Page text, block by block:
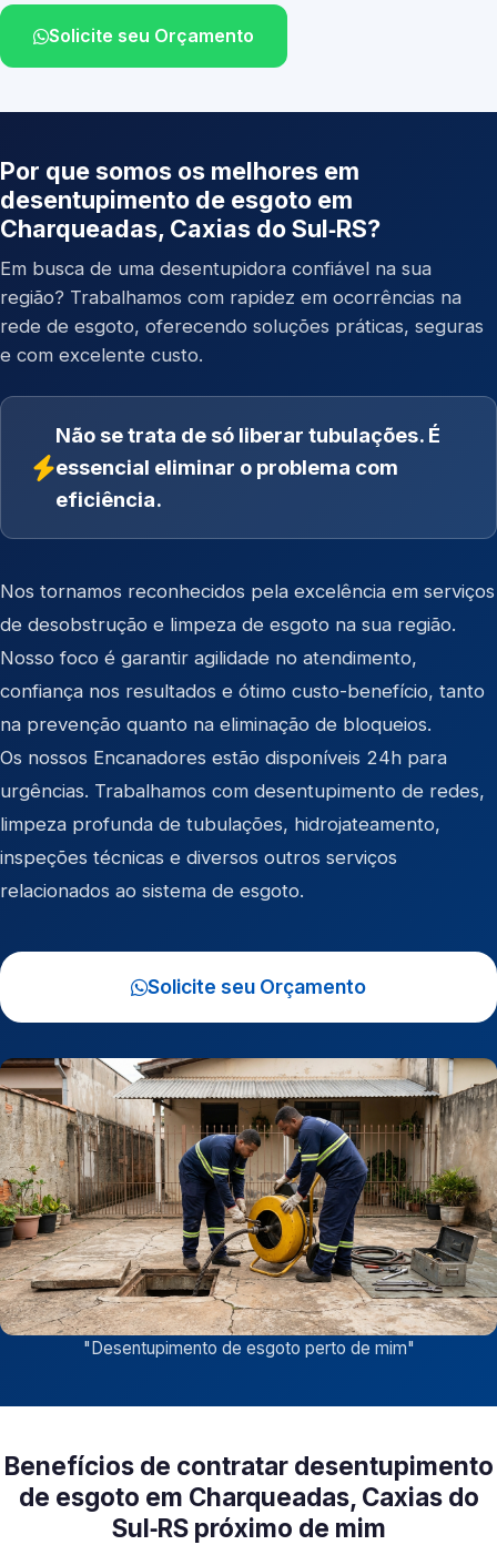
Solicite seu Orçamento
Por que somos os melhores em
desentupimento de esgoto em
Charqueadas, Caxias do Sul‑RS?
Em busca de uma desentupidora confiável na sua
região? Trabalhamos com rapidez em ocorrências na
rede de esgoto, oferecendo soluções práticas, seguras
e com excelente custo.
Não se trata de só liberar tubulações. É
essencial eliminar o problema com
eficiência.
Nos tornamos reconhecidos pela excelência em serviços
de desobstrução e limpeza de esgoto na sua região.
Nosso foco é garantir agilidade no atendimento,
confiança nos resultados e ótimo custo-benefício, tanto
na prevenção quanto na eliminação de bloqueios.
Os nossos Encanadores estão disponíveis 24h para
urgências. Trabalhamos com desentupimento de redes,
limpeza profunda de tubulações, hidrojateamento,
inspeções técnicas e diversos outros serviços
relacionados ao sistema de esgoto.
Solicite seu Orçamento
"Desentupimento de esgoto perto de mim"
Benefícios de contratar desentupimento
de esgoto em Charqueadas, Caxias do
Sul‑RS próximo de mim